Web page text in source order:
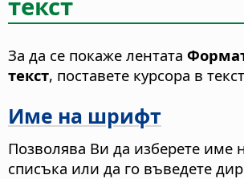
За да се покаже лентата
текст, поставете курсора в
Име на шрифт
Позволява Ви да изберете име
списъка или да го въведете